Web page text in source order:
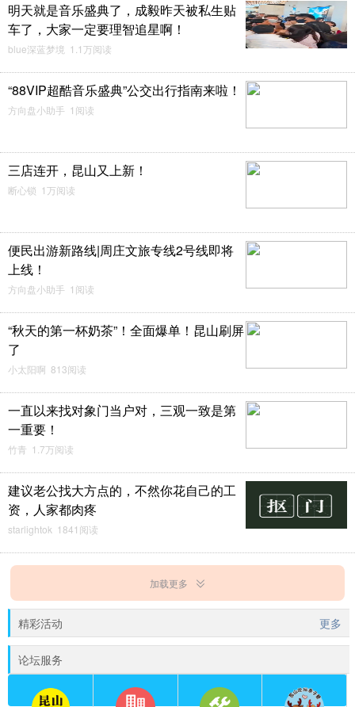
明天就是音乐盛典了，成毅昨天被私生贴
车了，大家一定要理智追星啊！
blue深蓝梦境 1.1万阅读
“88VIP超酷音乐盛典”公交出行指南来啦！
方向盘小助手 1阅读
三店连开，昆山又上新！
断心锁 1万阅读
便民出游新路线|周庄文旅专线2号线即将
上线！
方向盘小助手 1阅读
“秋天的第一杯奶茶”！全面爆单！昆山刷屏
了
小太阳啊 813阅读
一直以来找对象门当户对，三观一致是第
一重要！
竹青 1.7万阅读
建议老公找大方点的，不然你花自己的工
资，人家都肉疼
starlightok 1841阅读
加载更多
精彩活动 更多
论坛服务